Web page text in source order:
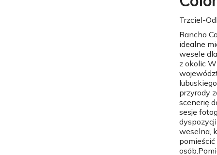
Trzciel-
Rancho
idealne
wesele
z okolic
przyrody
scenerię
sesję
weselna,